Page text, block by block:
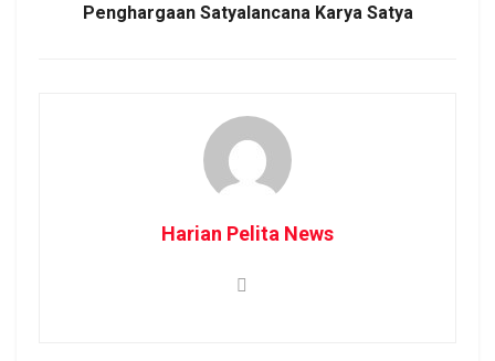
Penghargaan Satyalancana Karya Satya
Harian Pelita News